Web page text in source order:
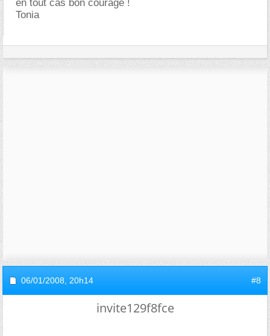
en tout cas bon courage !
Tonia
06/01/2008, 20h14 #8
invite129f8fce